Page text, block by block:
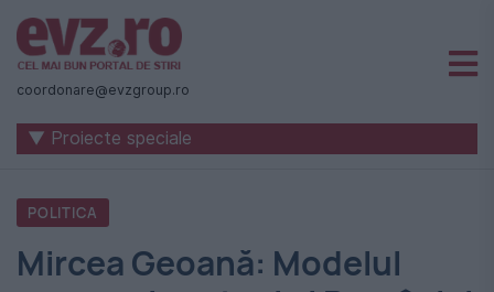
Știri
naționale
internaționale
România
-
coordonare@evzgroup.ro
▼ Proiecte speciale
POLITICA
Mircea Geoană: Modelul